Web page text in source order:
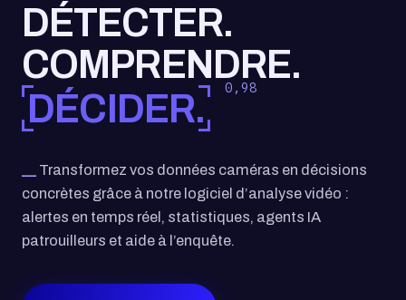
DÉTECTER.
COMPRENDRE.
DÉCIDER.
0,98
Transformez vos données caméras en décisions
concrètes grâce à notre logiciel d’analyse vidéo :
alertes en temps réel, statistiques, agents IA
patrouilleurs et aide à l’enquête.